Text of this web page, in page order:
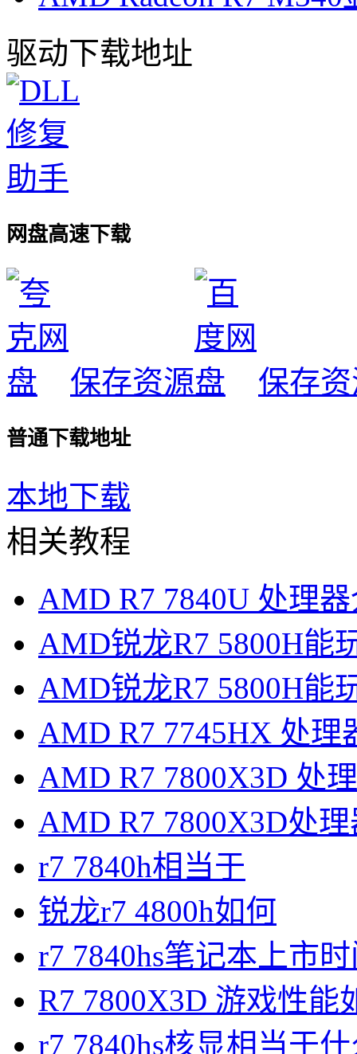
驱动下载地址
网盘高速下载
保存资源 保存
普通下载地址
本地下载
相关教程
AMD R7 7840U 处理
AMD锐龙R7 5800H能
AMD锐龙R7 5800H能
AMD R7 7745HX 处理
AMD R7 7800X3D 处
AMD R7 7800X3D处
r7 7840h相当于
锐龙r7 4800h如何
r7 7840hs笔记本上市
R7 7800X3D 游戏性能
r7 7840hs核显相当于